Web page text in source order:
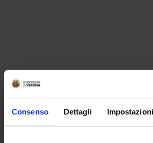
Consenso Dettagli
GOVERNANCE